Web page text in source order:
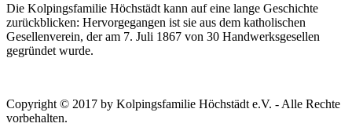
Die Kolpingsfamilie Höchstädt kann auf eine lange Geschichte
zurückblicken: Hervorgegangen ist sie aus dem katholischen
Gesellenverein, der am 7. Juli 1867 von 30 Handwerksgesellen
gegründet wurde.
Copyright © 2017 by Kolpingsfamilie Höchstädt e.V. - Alle Rechte
vorbehalten.